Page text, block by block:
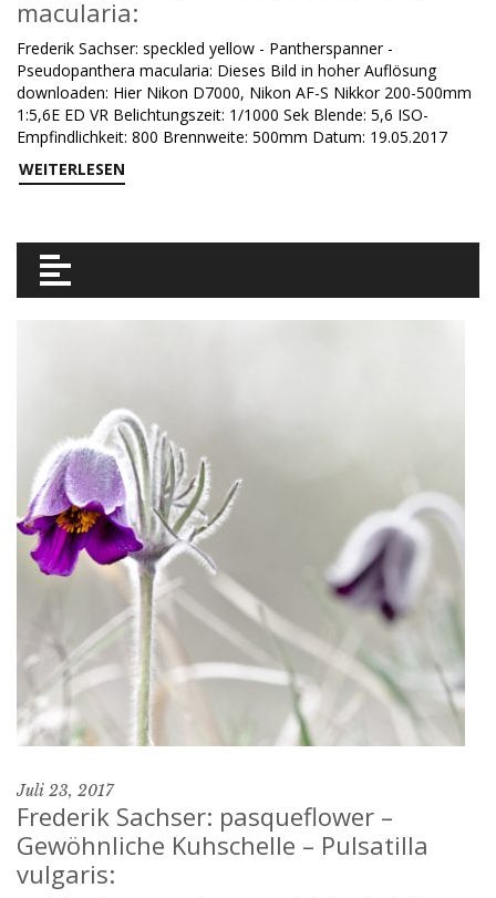
macularia:
Frederik Sachser: speckled yellow - Pantherspanner -
Pseudopanthera macularia: Dieses Bild in hoher Auflösung
downloaden: Hier Nikon D7000, Nikon AF-S Nikkor 200-500mm
1:5,6E ED VR Belichtungszeit: 1/1000 Sek Blende: 5,6 ISO-
Empfindlichkeit: 800 Brennweite: 500mm Datum: 19.05.2017
WEITERLESEN
Juli 23, 2017
Frederik Sachser: pasqueflower –
Gewöhnliche Kuhschelle – Pulsatilla
vulgaris: